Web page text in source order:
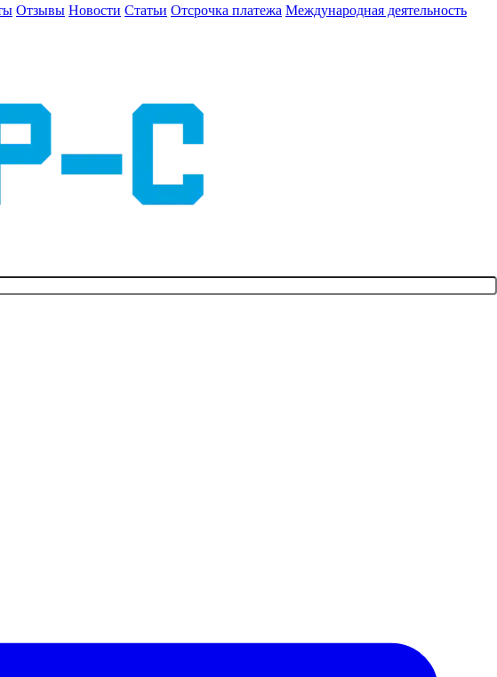
Отзывы Новости Статьи Отсрочка платежа Международная деятельность